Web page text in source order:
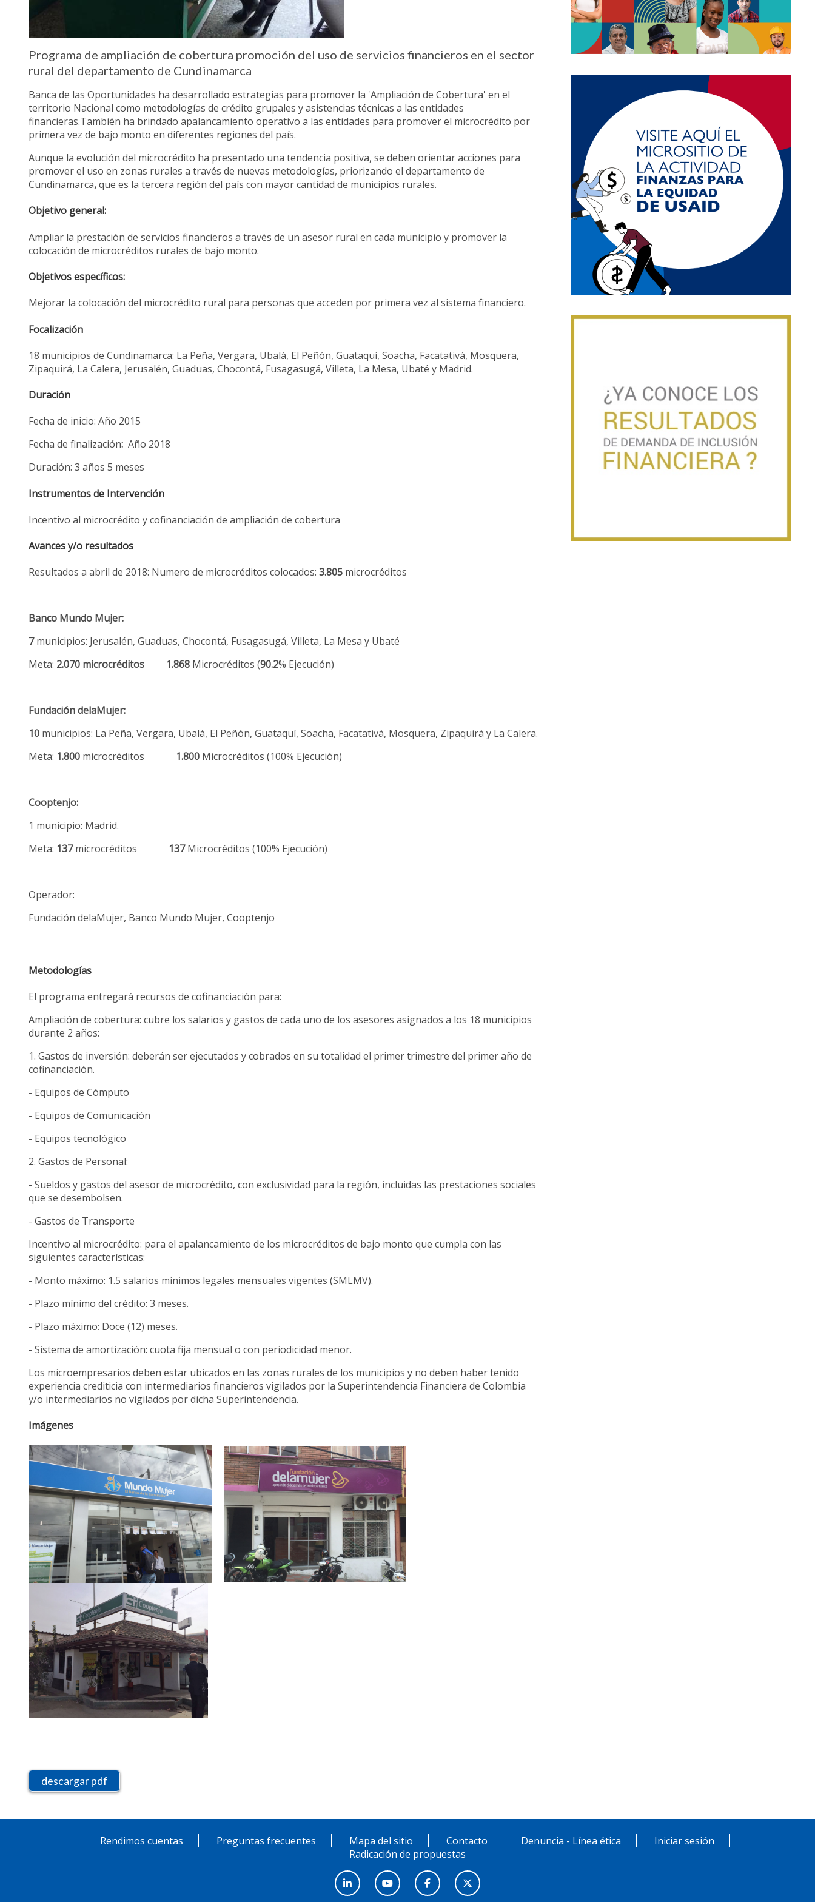
Programa de ampliación de cobertura promoción del uso de servicios financieros en el sector
rural del departamento de Cundinamarca
Banca de las Oportunidades ha desarrollado estrategias para promover la 'Ampliación de Cobertura' en el
territorio Nacional como metodologías de crédito grupales y asistencias técnicas a las entidades
financieras.También ha brindado apalancamiento operativo a las entidades para promover el microcrédito por
primera vez de bajo monto en diferentes regiones del país.
Aunque la evolución del microcrédito ha presentado una tendencia positiva, se deben orientar acciones para
promover el uso en zonas rurales a través de nuevas metodologías, priorizando el departamento de
Cundinamarca,que es la tercera región del país con mayor cantidad de municipios rurales.
Objetivo general:
Ampliar la prestación de servicios financieros a través de un asesor rural en cada municipio y promover la
colocación de microcréditos rurales de bajo monto.
Objetivos específicos:
Mejorar la colocación del microcrédito rural para personas que acceden por primera vez al sistema financiero.
Focalización
18 municipios de Cundinamarca: La Peña, Vergara, Ubalá, El Peñón, Guataquí, Soacha, Facatativá, Mosquera,
Zipaquirá, La Calera, Jerusalén, Guaduas, Chocontá, Fusagasugá, Villeta, La Mesa, Ubaté y Madrid.
Duración
Fecha de inicio: Año 2015
Fecha de finalización:Año 2018
Duración: 3 años 5 meses
Instrumentos de Intervención
Incentivo al microcrédito y cofinanciación de ampliación de cobertura
Avances y/o resultados
Resultados a abril de 2018: Numero de microcréditos colocados:3.805 microcréditos
Banco Mundo Mujer:
7municipios: Jerusalén, Guaduas, Chocontá, Fusagasugá, Villeta, La Mesa y Ubaté
Meta: 2.070 microcréditos 1.868 Microcréditos (90.2% Ejecución)
Fundación delaMujer:
10 municipios: La Peña, Vergara, Ubalá, El Peñón, Guataquí, Soacha, Facatativá, Mosquera, Zipaquirá y La Calera.
Meta: 1.800 microcréditos 1.800 Microcréditos (100% Ejecución)
Cooptenjo:
1 municipio: Madrid.
Meta: 137microcréditos 137 Microcréditos (100% Ejecución)
Operador:
Fundación delaMujer, Banco Mundo Mujer, Cooptenjo
Metodologías
El programa entregará recursos de cofinanciación para:
Ampliación de cobertura: cubre los salarios y gastos de cada uno de los asesores asignados a los 18 municipios
durante 2 años:
1. Gastos de inversión: deberán ser ejecutados y cobrados en su totalidad el primer trimestre del primer año de
cofinanciación.
- Equipos de Cómputo
- Equipos de Comunicación
- Equipos tecnológico
2. Gastos de Personal:
- Sueldos y gastos del asesor de microcrédito, con exclusividad para la región, incluidas las prestaciones sociales
que se desembolsen.
- Gastos de Transporte
Incentivo al microcrédito: para el apalancamiento de los microcréditos de bajo monto que cumpla con las
siguientes características:
- Monto máximo: 1.5 salarios mínimos legales mensuales vigentes (SMLMV).
- Plazo mínimo del crédito: 3 meses.
- Plazo máximo: Doce (12) meses.
- Sistema de amortización: cuota fija mensual o con periodicidad menor.
Los microempresarios deben estar ubicados en las zonas rurales de los municipios y no deben haber tenido
experiencia crediticia con intermediarios financieros vigilados por la Superintendencia Financiera de Colombia
y/o intermediarios no vigilados por dicha Superintendencia.
Imágenes
descargar pdf
Rendimos cuentas Preguntas frecuentes Mapa del sitio Contacto Denuncia - Línea ética
Iniciar sesión
Radicación de propuestas